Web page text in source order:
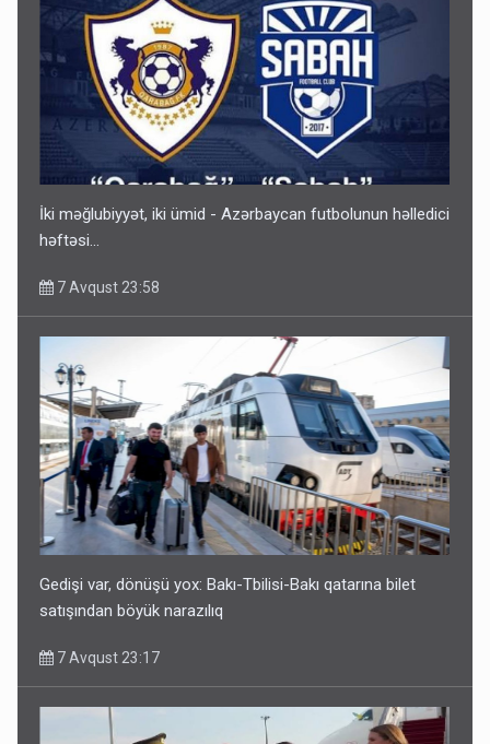
Gedişi var, dönüşü yox: Bakı-Tbilisi-Bakı qatarına bilet
satışından böyük narazılıq
Geri çağırılan səfir Abel Məhərrəmovun oğludur - DOSYE
7 Avqust 14:07
İki məğlubiyyət, iki ümid - Azərbaycan futbolunun həlledici
həftəsi...
7 Avqust 23:58
Gedişi var, dönüşü yox: Bakı-Tbilisi-Bakı qatarına bilet
satışından böyük narazılıq
7 Avqust 23:17